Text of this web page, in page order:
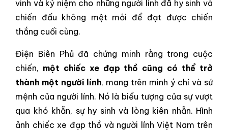
vinh và kỷ niệm cho những người lính đã hy sinh và
chiến đấu không mệt mỏi để đạt được chiến
thắng cuối cùng.
Điện Biên Phủ đã chứng minh rằng trong cuộc
chiến, một chiếc xe đạp thồ cũng có thể trở
thành một người lính, mang trên mình ý chí và sứ
mệnh của người lính. Nó là biểu tượng của sự vượt
qua khó khẵn, sự hy sinh và lòng kiên nhẫn. Hình
ảnh chiếc xe đạp thồ và người lính Việt Nam trên